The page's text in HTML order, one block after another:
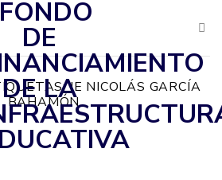
IE NICOLÁS GARCÍA
BAHAMÓN